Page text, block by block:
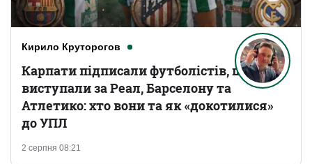
Кирило Круторогов
2 серпня 08:21
Карпати підписали футболістів, що
виступали за Реал, Барселону та
Атлетико: хто вони та як «докотилися»
до УПЛ